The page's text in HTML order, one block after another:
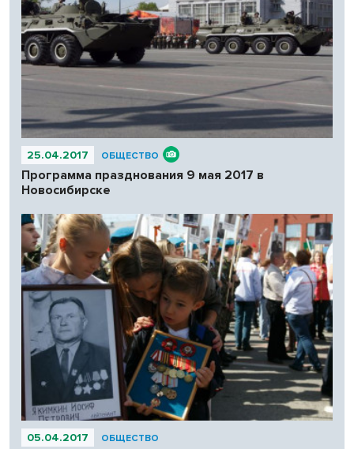
25.04.2017 ОБЩЕСТВО
Программа празднования 9 мая 2017 в
Новосибирске
05.04.2017 ОБЩЕСТВО